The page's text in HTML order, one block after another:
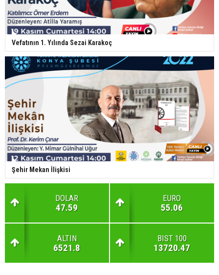
Vefatının 1. Yılında Sezai Karakoç
Şehir Mekan İlişkisi
DOLAR
47.59
EURO
55.06
ALTIN
6521.8
BIST 100
13720.47